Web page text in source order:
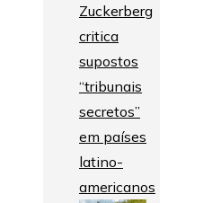
Zuckerberg
critica
supostos
“tribunais
secretos”
em países
latino-
americanos